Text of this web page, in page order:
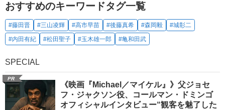
おすすめのキーワードタグ一覧
#藤田晋 #三山凌輝 #高市早苗 #後藤真希 #森岡毅
#城彰二
#内田有紀
#松田聖子 #玉木雄一郎 #亀和田武
SPECIAL
PR
《映画『Michael／マイケル』》父ジョセ
フ・ジャクソン役、コールマン・ドミンゴ
オフィシャルインタビュー“観客を魅了した